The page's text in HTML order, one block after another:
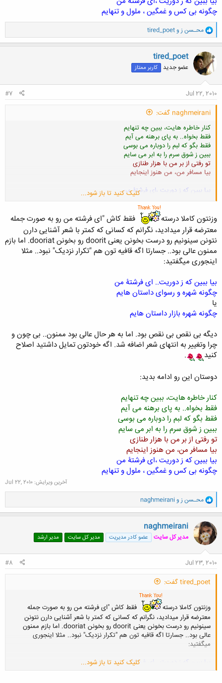
چگونه بی کس و غمگین ، ملول و تنهایم
و
ا
ک
ن
ش
ه
ا
محـسن زوtired_poet
tired_poet
عضو جدید کاربر ممتاز
Jul 22, 2010
#7
naghmeirani گفت:
کنار خاطره هایت، ببین چه تنهایم
فقط بخواه.. به پای برهنه می آیم
فقط بگو که لبم را دوباره می بوسی
ببین ز شوق سرم را به ابر می سایم
تو رفتی از بر من با هزار طنازی
بیا مسافر من، من هنوز اینجایم
بیا ببین که ز دوریت ،ای فرشتۀ من
چگونه بی کس و غمگین ، ملول و تنهایم
کلیک کنید تا باز شود...
وزنتون کاملا درسته
فقط کاش "ای فرشته من رو به صورت جمله
معترضه قرار میدادید، نگرانم که کسانی که کمتر با شعر آشنایی دارن
نتونن سینونیم رو درست بخونن یعنی doorit رو بخونن dooriat. اما بازم
ممنون عالی بود.. جسارتا اگه قافیه تون هم "تکرار نزدیک" نبود.. مثلا
اینجوری میگفتید:
بیا ببین که ز دوریت.. ای فرشتۀ من
چگونه شهره و رسوای داستان هایم
یا
چگونه شهره بازار داستان هایم
دیگه بی نقص بی نقص بود. اما به هر حال عالی بود ممنون.. بی چون و
چرا وتغییر به انتهای شعر اضافه شد. اگه خودتون تمایل داشتید اصلاح
کنید
.
دوستان این رو ادامه بدید:
کنار خاطره هایت، ببین چه تنهایم
فقط بخواه.. به پای برهنه می آیم
فقط بگو که لبم را دوباره می بوسی
ببین ز شوق سرم را به ابر می سایم
تو رفتی از بر من با هزار طنازی
بیا مسافر من، من هنوز اینجایم
بیا ببین که ز دوریت ،ای فرشتۀ من
چگونه بی کس و غمگین ، ملول و تنهایم
آخرین ویرایش: Jul 22, 2010
و
ا
ک
ن
ش
ه
ا
محـسن ز و naghmeirani
naghmeirani
مدیر کل سایت عضو کادر مدیریت مدیر کل سایت مدیر ارشد
Jul 23, 2010
#8
tired_poet گفت:
وزنتون کاملا درسته
فقط کاش "ای فرشته من رو به صورت جمله
معترضه قرار میدادید، نگرانم که کسانی که کمتر با شعر آشنایی دارن نتونن
سینونیم رو درست بخونن یعنی doorit رو بخونن dooriat. اما بازم ممنون
عالی بود.. جسارتا اگه قافیه تون هم "تکرار نزدیک" نبود.. مثلا اینجوری
میگفتید:
بیا ببین که ز دوریت.. ای فرشتۀ منکلیک کنید تا باز شود...